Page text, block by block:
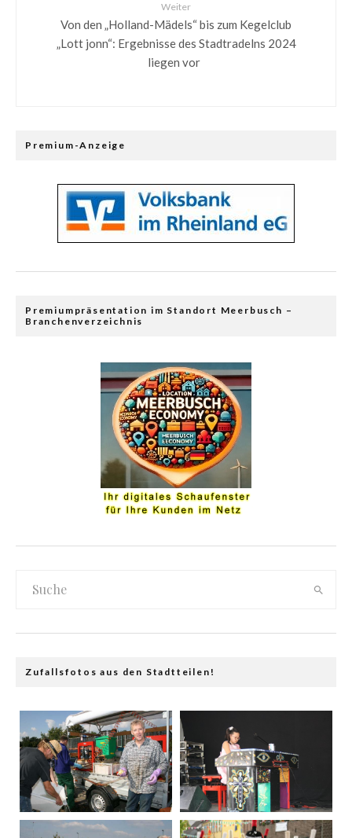
Weiter
Von den „Holland-Mädels“ bis zum Kegelclub
„Lott jonn“: Ergebnisse des Stadtradelns 2024
liegen vor
Premium-Anzeige
Premiumpräsentation im Standort Meerbusch –
Branchenverzeichnis
Zufallsfotos aus den Stadtteilen!